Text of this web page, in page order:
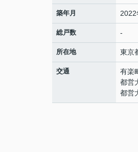
築年月 2022
総戸数 -
所在地 東京
交通 有楽
都営
都営